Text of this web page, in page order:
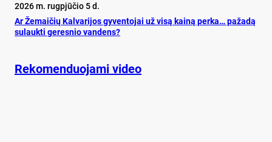
2026 m. rugpjūčio 5 d.
Ar Že­mai­čių Kal­va­ri­jos gy­ven­to­jai už vi­są kai­ną per­ka… pa­ža­dą
su­lauk­ti ge­res­nio van­dens?
Rekomenduojami video